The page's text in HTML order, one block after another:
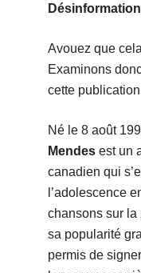
Avouez que
Examinons
cette
Né le 8 août
Mendesest un
canadien qui
l’adolescence
chansons sur la
sa popularité
permis de